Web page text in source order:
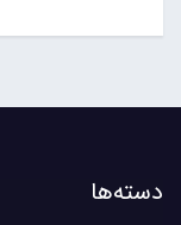
دسته‌ها